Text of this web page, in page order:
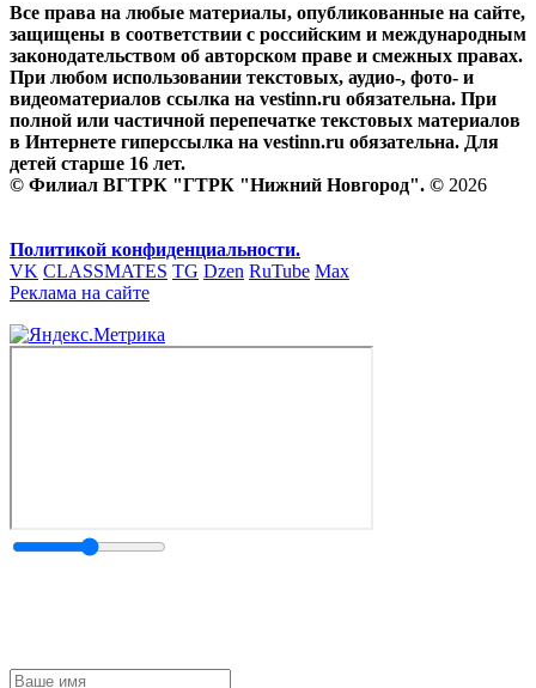
Все права на любые материалы, опубликованные на сайте,
защищены в соответствии с российским и международным
законодательством об авторском праве и смежных правах.
При любом использовании текстовых, аудио-, фото- и
видеоматериалов ссылка на vestinn.ru обязательна. При
полной или частичной перепечатке текстовых материалов
в Интернете гиперссылка на vestinn.ru обязательна. Для
детей старше 16 лет.
© Филиал ВГТРК "ГТРК "Нижний Новгород". © 2026
Политикой конфиденциальности.
VK CLASSMATES TG Dzen RuTube Max
Реклама на сайте